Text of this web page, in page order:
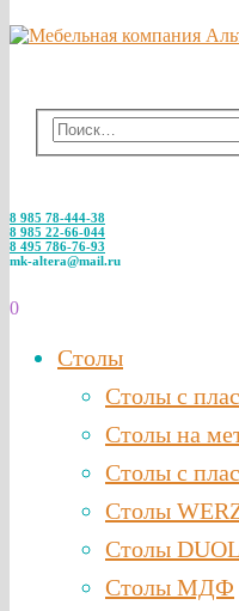
8 985 78-444-38
8 985 22-66-044
8 495 786-76-93
mk-altera@mail.ru
0
Столы
Столы с
Столы на
Столы с
Столы
Столы
Столы МДФ